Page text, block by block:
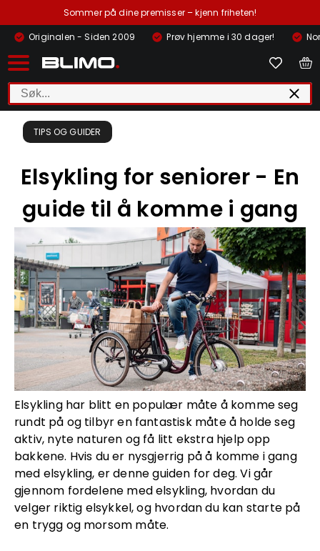
Sommer på dine premisser – kjenn friheten!
Originalen - Siden 2009
Prøv hjemme i 30 dager!
TIPS OG GUIDER
Elsykling for seniorer - En
guide til å komme i gang
Elsykling har blitt en populær måte å komme seg
rundt på og tilbyr en fantastisk måte å holde seg
aktiv, nyte naturen og få litt ekstra hjelp opp
bakkene. Hvis du er nysgjerrig på å komme i gang
med elsykling, er denne guiden for deg. Vi går
gjennom fordelene med elsykling, hvordan du
velger riktig elsykkel, og hvordan du kan starte på
en trygg og morsom måte.